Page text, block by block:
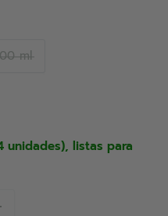
ml
unidades), listas para